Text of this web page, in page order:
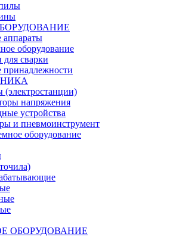
аппараты
оборудование
сварки
(электростанции)
напряжения
устройства
и пневмоинструмент
оборудование
ОБОРУДОВАНИЕ